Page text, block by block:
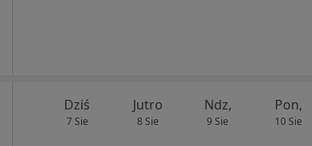
Dziś
7 Sie
Jutro
8 Sie
Ndz,
9 Sie
Pon,
10 Sie